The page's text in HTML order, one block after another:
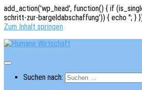
add_action('wp_head', function() { if
schritt-zur-bargeldabschaffung')) { echo ''; }
Zum Inhalt springen
Suchen nach: